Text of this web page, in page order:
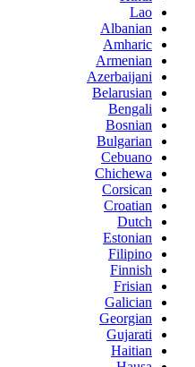
Lao
Albanian
Amharic
Armenian
Azerbaijani
Belarusian
Bengali
Bosnian
Bulgarian
Cebuano
Chichewa
Corsican
Croatian
Dutch
Estonian
Filipino
Finnish
Frisian
Galician
Georgian
Gujarati
Haitian